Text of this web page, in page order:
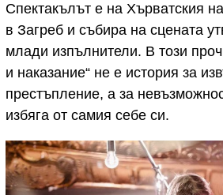
Спектакълът е на Хърватския
в Загреб и събира на сцената
млади изпълнители. В този
и наказание“ не е история за
престъпление, а за
избяга от самия себе си.